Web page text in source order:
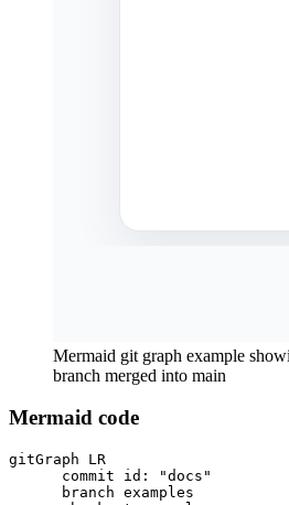
Mermaid git graph example
branch merged into main
Mermaid code
gitGraph LR
      commit id: "docs"
      branch examples